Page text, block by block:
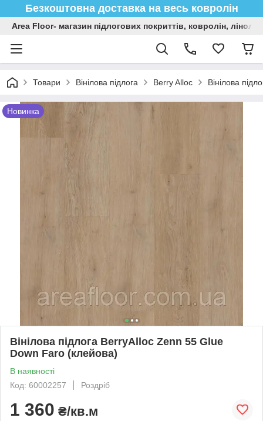
Безкоштовна доставка на весь ковролін
Area Floor- магазин підлогових покриттів, ковролін,
Товари Вінілова підлога Berry Alloc Вінілова
Новинка
Вінілова підлога BerryAlloc Zenn 55 Glue
Down Faro (клейова)
В наявності
Код: 60002257
Роздріб
1 360 ₴/кв.м